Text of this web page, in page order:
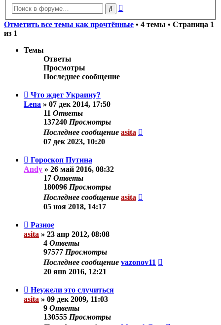
Поиск
Отметить все темы как прочтённые • 4 темы • Страница 1
из 1
Темы
Ответы
Просмотры
Последнее сообщение
Что ждет Украину?
Lena » 07 дек 2014, 17:50
11 Ответы
137240 Просмотры
Последнее сообщение asita
07 дек 2023, 10:20
Гороскоп Путина
Andy » 26 май 2016, 08:32
17 Ответы
180096 Просмотры
Последнее сообщение asita
05 ноя 2018, 14:17
Разное
asita » 23 апр 2012, 08:08
4 Ответы
97577 Просмотры
Последнее сообщение vazonov11
20 янв 2016, 12:21
Неужели это случиться
asita » 09 дек 2009, 11:03
9 Ответы
130555 Просмотры